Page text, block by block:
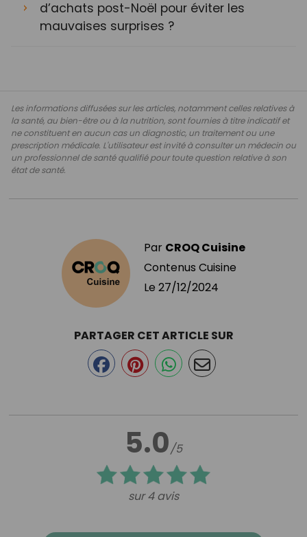
d’achats post-Noël pour éviter les
mauvaises surprises ?
Les informations diffusées sur les articles, notamment celles relatives à
la santé, au bien-être ou à la nutrition, sont fournies à titre indicatif et
ne constituent en aucun cas un diagnostic, un traitement ou une
prescription médicale. L'utilisateur est invité à consulter un médecin ou
un professionnel de santé qualifié pour toute question relative à son
état de santé.
Par CROQ Cuisine
Contenus Cuisine
Le 27/12/2024
5.0/5
sur 4 avis
PARTAGER CET ARTICLE SUR